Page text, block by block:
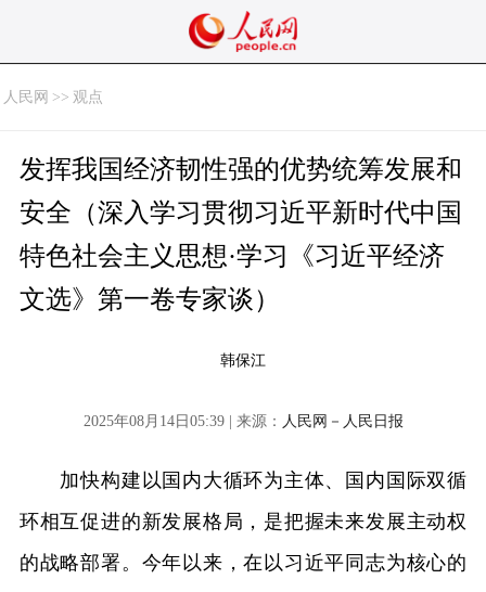
人民网 >> 观点
发挥我国经济韧性强的优势统筹发展和
安全（深入学习贯彻习近平新时代中国
特色社会主义思想·学习《习近平经济
文选》第一卷专家谈）
韩保江
2025年08月14日05:39 | 来源： 人民网－人民日报
加快构建以国内大循环为主体、国内国际双循
环相互促进的新发展格局，是把握未来发展主动权
的战略部署。今年以来，在以习近平同志为核心的